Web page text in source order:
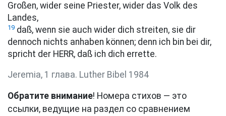
Großen, wider seine Priester, wider das Volk des
Landes,
19 daß, wenn sie auch wider dich streiten, sie dir
dennoch nichts anhaben können; denn ich bin bei dir,
spricht der HERR, daß ich dich errette.
Jeremia, 1 глава. Luther Bibel 1984
Обратите внимание! Номера стихов — это
ссылки, ведущие на раздел со сравнением